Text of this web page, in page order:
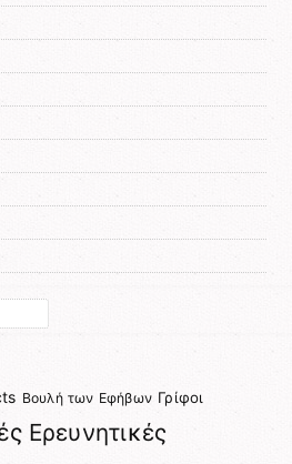
Βουλή των Εφήβων Γρίφοι
Ερευνητικές